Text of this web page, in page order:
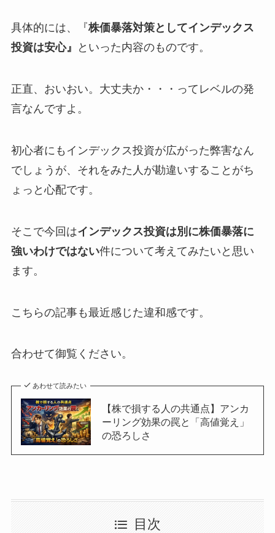
具体的には、『株価暴落対策としてインデックス
投資は安心』
といった内容のものです。
正直、おいおい。大丈夫か・・・ってレベルの発
言なんですよ。
初心者にもインデックス投資が広がった弊害なん
でしょうが、それをみた人が勘違いすることがち
ょっと心配です。
そこで今回はインデックス投資は別に株価暴落に
強いわけではない件について考えてみたいと思い
ます。
こちらの記事も最近感じた違和感です。
合わせて御覧ください。
あわせて読みたい
【株で損する人の共通点】アンカ
ーリング効果の罠と「高値覚え」
の恐ろしさ
目次